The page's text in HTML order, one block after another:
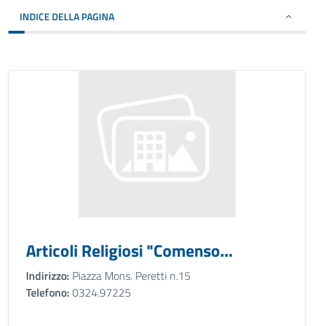
INDICE DELLA PAGINA
Articoli Religiosi "Comenso...
Indirizzo: Piazza Mons. Peretti n.15
Telefono: 0324.97225